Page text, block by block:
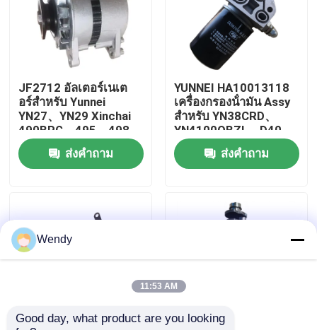
วิดีโอ
เกี่ยวกับเรา
ทัวร์โรงงาน
ควบคุมคุณภาพ
ข่าว
บล็อก
JF2712 อัลเตอร์เนเต
อร์สําหรับ Yunnei
YN27、YN29 Xinchai
490BPG、495、498
Yuchai YC4F、YC4D
ส่วนสํารองเครื่องยนต์
ส่งคำถาม
YUNNEI HA10013118
เครื่องกรองน้ํามัน Assy
สําหรับ YN38CRD、
YN4100QBZL、D40、
D45、4102QB อะไหล่
เครื่องยนต์ส่งคำถาม
Wendy
11:53 AM
Good day, what product are you looking